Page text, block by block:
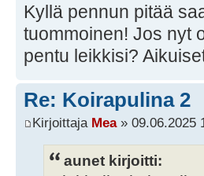
Kyllä pennun pitää
tuommoinen! Jos nyt
pentu leikkisi?
Re: Koirapulina 2
Kirjoittaja Mea» 09.06.2025
aunet kirjoitti: